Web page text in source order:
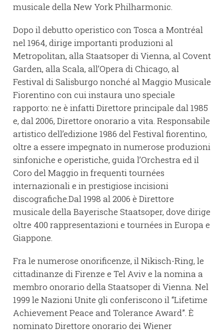
musicale della New York Philharmonic.
Dopo il debutto operistico con Tosca a Montréal
nel 1964, dirige importanti produzioni al
Metropolitan, alla Staatsoper di Vienna, al Covent
Garden, alla Scala, all’Opera di Chicago, al
Festival di Salisburgo nonché al Maggio Musicale
Fiorentino con cui instaura uno speciale
rapporto: ne è infatti Direttore principale dal 1985
e, dal 2006, Direttore onorario a vita. Responsabile
artistico dell’edizione 1986 del Festival fiorentino,
oltre a essere impegnato in numerose produzioni
sinfoniche e operistiche, guida l’Orchestra ed il
Coro del Maggio in frequenti tournées
internazionali e in prestigiose incisioni
discografiche.Dal 1998 al 2006 è Direttore
musicale della Bayerische Staatsoper, dove dirige
oltre 400 rappresentazioni e tournées in Europa e
Giappone.
Fra le numerose onorificenze, il Nikisch-Ring, le
cittadinanze di Firenze e Tel Aviv e la nomina a
membro onorario della Staatsoper di Vienna. Nel
1999 le Nazioni Unite gli conferiscono il “Lifetime
Achievement Peace and Tolerance Award”. È
nominato Direttore onorario dei Wiener